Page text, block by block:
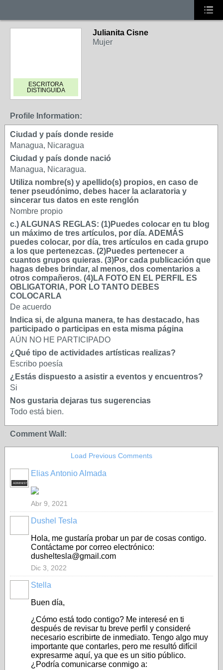
ESCRITORA
DISTINGUIDA
Julianita Cisne
Mujer
Profile Information:
Ciudad y país donde reside
Managua, Nicaragua
Ciudad y país donde nació
Managua, Nicaragua.
Utiliza nombre(s) y apellido(s) propios, en caso de
tener pseudónimo, debes hacer la aclaratoria y
sincerar tus datos en este renglón
Nombre propio
c.) ALGUNAS REGLAS: (1)Puedes colocar en tu blog
un máximo de tres artículos, por día. ADEMÁS
puedes colocar, por día, tres artículos en cada grupo
a los que pertenezcas. (2)Puedes pertenecer a
cuantos grupos quieras. (3)Por cada publicación que
hagas debes brindar, al menos, dos comentarios a
otros compañeros. (4)LA FOTO EN EL PERFIL ES
OBLIGATORIA, POR LO TANTO DEBES
COLOCARLA
De acuerdo
Indica si, de alguna manera, te has destacado, has
participado o participas en esta misma página
AÚN NO HE PARTICIPADO
¿Qué tipo de actividades artísticas realizas?
Escribo poesía
¿Estás dispuesto a asistir a eventos y encuentros?
Si
Nos gustaria dejaras tus sugerencias
Todo está bien.
Comment Wall:
Load Previous Comments
ADMINISTRADOR
Elias Antonio Almada
Abr 9, 2021
Dushel Tesla
Hola, me gustaría probar un par de cosas contigo.
Contáctame por correo electrónico:
dusheltesla@gmail.com
Dic 3, 2022
Stella
Buen día,
¿Cómo está todo contigo? Me interesé en ti
después de revisar tu breve perfil y consideré
necesario escribirte de inmediato. Tengo algo muy
importante que contarles, pero me resultó difícil
expresarme aquí, ya que es un sitio público.
¿Podría comunicarse conmigo a: